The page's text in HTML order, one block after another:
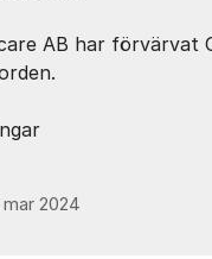
AB har förvärvat
2024